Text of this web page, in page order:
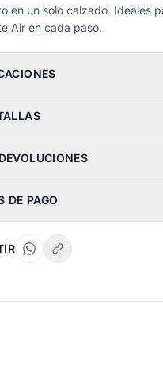
en un solo calzado. Ideales
Air en cada paso.
DE PAGO